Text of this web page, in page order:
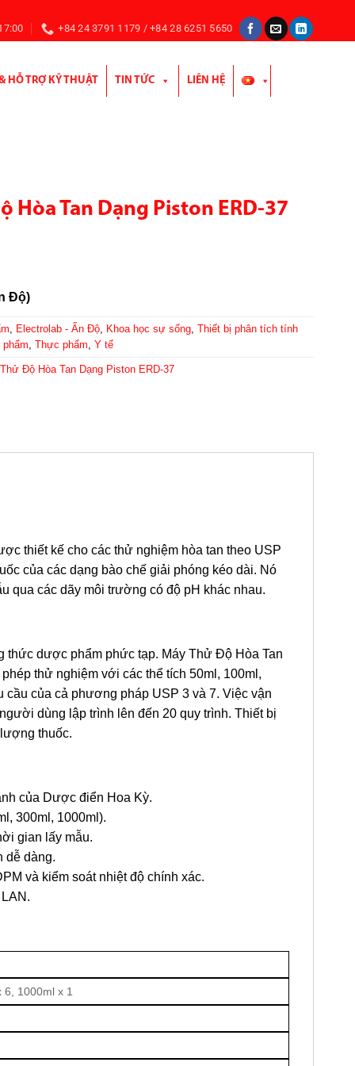
+84 24 3791 1179 / +84 28 6251 5650
HỖ TRỢ KỸ THUẬT TIN TỨC LIÊN HỆ
Hòa Tan Dạng Piston ERD-37
Độ)
Electrolab - Ấn Độ Khoa học sự sống ,Thiết bị phân tích tính
,Thực phẩm ,Y tế
Độ Hòa Tan Dạng Piston ERD-37
thiết kế cho các thử nghiệm hòa tan theo USP
của các dạng bào chế giải phóng kéo dài. Nó
qua các dãy môi trường có độ pH khác nhau.
thức dược phẩm phức tạp. Máy Thử Độ Hòa Tan
thử nghiệm với các thể tích 50ml, 100ml,
của cả phương pháp USP 3 và 7. Việc vận
dùng lập trình lên đến 20 quy trình. Thiết bị
thuốc.
của Dược điển Hoa Kỳ.
300ml, 1000ml).
gian lấy mẫu.
dễ dàng.
và kiểm soát nhiệt độ chính xác.
1000ml x 1